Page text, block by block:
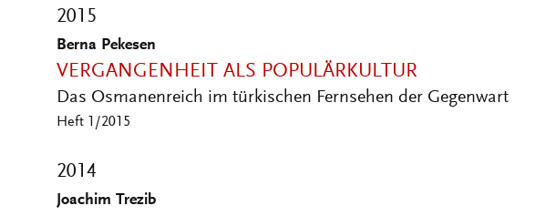
2015
Berna Pekesen
VERGANGENHEIT ALS POPULÄRKULTUR
Das Osmanenreich im türkischen Fernsehen der Gegenwart
Heft 1/2015
2014
Joachim Trezib